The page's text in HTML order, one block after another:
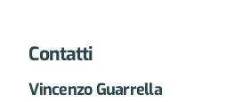
Contatti
Vincenzo Guarrella